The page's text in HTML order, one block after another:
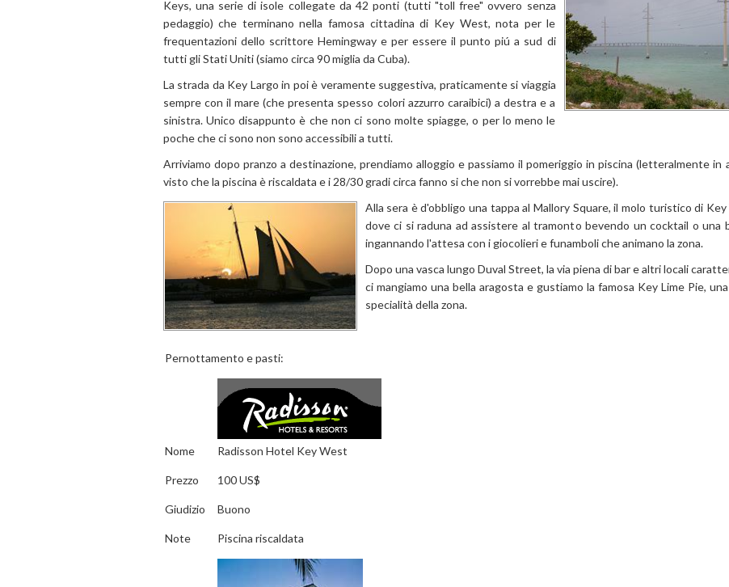
Keys, una serie di isole collegate da 42 ponti (tutti "toll free" ovvero senza
pedaggio) che terminano nella famosa cittadina di Key West, nota per le
frequentazioni dello scrittore Hemingway e per essere il punto piú a sud di
tutti gli Stati Uniti (siamo circa 90 miglia da Cuba).
La strada da Key Largo in poi è veramente suggestiva, praticamente si viaggia
sempre con il mare (che presenta spesso colori azzurro caraibici) a destra e a
sinistra. Unico disappunto è che non ci sono molte spiagge, o per lo meno le
poche che ci sono non sono accessibili a tutti.
Arriviamo dopo pranzo a destinazione, prendiamo alloggio e passiamo il pomeriggio in piscina (letteralmente in
visto che la piscina è riscaldata e i 28/30 gradi circa fanno si che non si vorrebbe mai uscire).
Alla sera è d'obbligo una tappa al Mallory Square, il molo turistico di
dove ci si raduna ad assistere al tramonto bevendo un cocktail o una
ingannando l'attesa con i giocolieri e funamboli che animano la zona.
Dopo una vasca lungo Duval Street, la via piena di bar e altri locali
ci mangiamo una bella aragosta e gustiamo la famosa Key Lime Pie,
specialità della zona.
Pernottamento e pasti:
Nome Radisson Hotel Key West
Prezzo 100 US$
Giudizio Buono
Note Piscina riscaldata